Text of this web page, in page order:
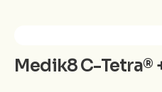
Medik8 C-Tetra®